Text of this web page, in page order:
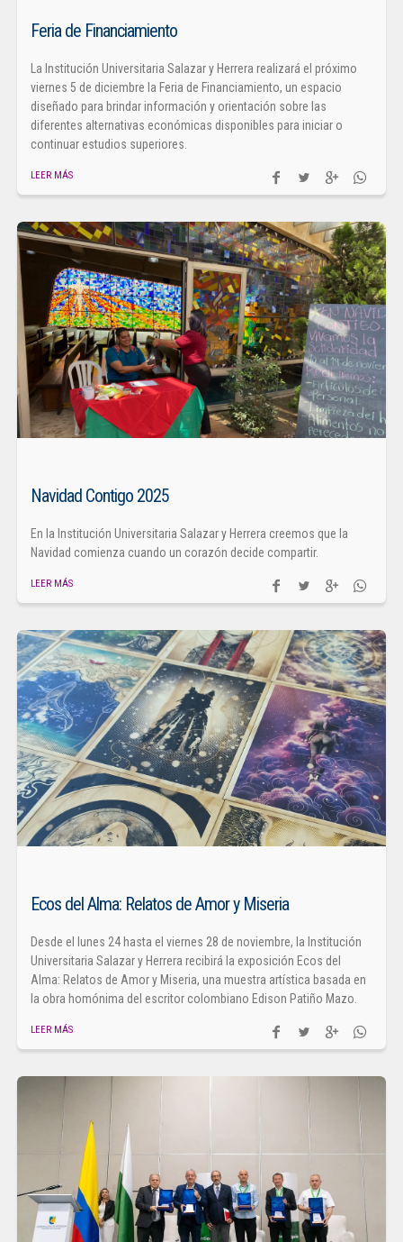
Feria de Financiamiento
La Institución Universitaria Salazar y Herrera realizará el próximo
viernes 5 de diciembre la Feria de Financiamiento, un espacio
diseñado para brindar información y orientación sobre las
diferentes alternativas económicas disponibles para iniciar o
continuar estudios superiores.
LEER MÁS
Navidad Contigo 2025
En la Institución Universitaria Salazar y Herrera creemos que la
Navidad comienza cuando un corazón decide compartir.
LEER MÁS
Ecos del Alma: Relatos de Amor y Miseria
Desde el lunes 24 hasta el viernes 28 de noviembre, la Institución
Universitaria Salazar y Herrera recibirá la exposición Ecos del
Alma: Relatos de Amor y Miseria, una muestra artística basada en
la obra homónima del escritor colombiano Edison Patiño Mazo.
LEER MÁS